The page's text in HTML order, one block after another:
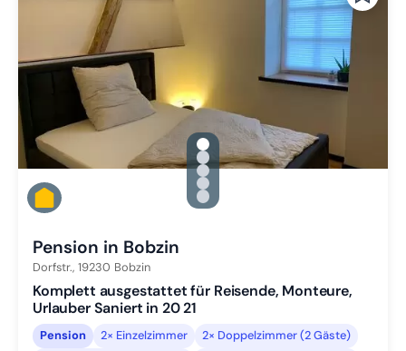
gallery.slide_selector
Zu Slide 1 wechseln
Zu Slide 2 wechseln
Zu Slide 3 wechseln
Zu Slide 4 wechseln
Zu Slide 5 wechseln
Pension in Bobzin
Dorfstr., 19230 Bobzin
Komplett ausgestattet für Reisende, Monteure,
Urlauber Saniert in 20 21
Pension 2× Einzelzimmer
2× Doppelzimmer (2 Gäste)